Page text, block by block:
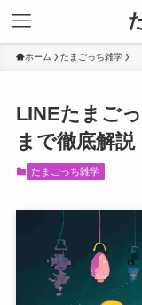
ホーム たまごっち雑学
LINEたまご
まで徹底解説
たまごっち雑学